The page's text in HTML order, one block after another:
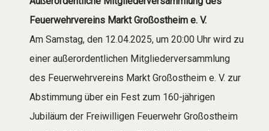
Feuerwehrvereins Markt Großostheim e. V.
Am Samstag, den 12.04.2025, um 20:00 Uhr wird zu
einer außerordentlichen Mitgliederversammlung
des Feuerwehrvereins Markt Großostheim e. V. zur
Abstimmung über ein Fest zum 160-jährigen
Jubiläum der Freiwilligen Feuerwehr Großostheim